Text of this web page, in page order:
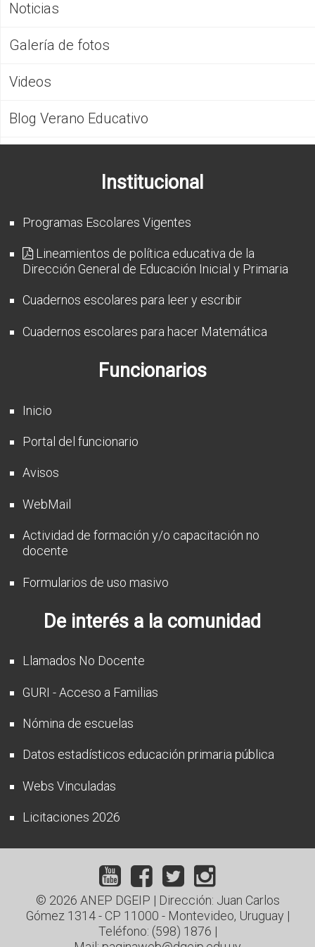
CFP
Noticias
Noticias
Galería de fotos
Videos
Blog Verano Educativo
Institucional
Programas Escolares Vigentes
Lineamientos de política educativa de la
Dirección General de Educación Inicial y Primaria
Cuadernos escolares para leer y escribir
Cuadernos escolares para hacer Matemática
Funcionarios
Inicio
Portal del funcionario
Avisos
WebMail
Actividad de formación y/o capacitación no
docente
Formularios de uso masivo
De interés a la comunidad
Llamados No Docente
GURI - Acceso a Familias
Nómina de escuelas
Datos estadísticos educación primaria pública
Webs Vinculadas
Licitaciones 2026
© 2026 ANEP DGEIP | Dirección: Juan Carlos
Gómez 1314 - CP 11000 - Montevideo, Uruguay |
Teléfono: (598) 1876 |